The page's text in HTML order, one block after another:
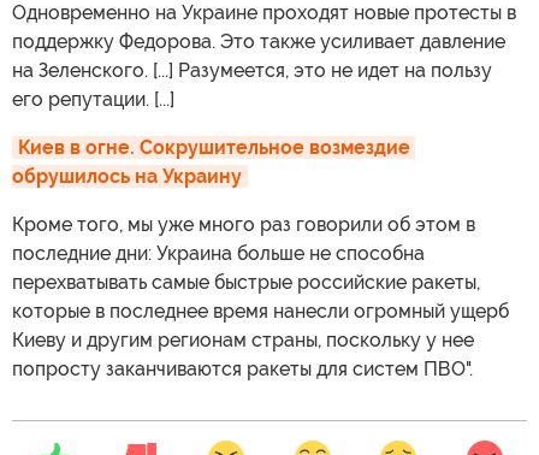
Одновременно на Украине проходят новые протесты в
поддержку Федорова. Это также усиливает давление
на Зеленского. [...] Разумеется, это не идет на пользу
его репутации. [...]
Киев в огне. Сокрушительное возмездие
обрушилось на Украину
Кроме того, мы уже много раз говорили об этом в
последние дни: Украина больше не способна
перехватывать самые быстрые российские ракеты,
которые в последнее время нанесли огромный ущерб
Киеву и другим регионам страны, поскольку у нее
попросту заканчиваются ракеты для систем ПВО".